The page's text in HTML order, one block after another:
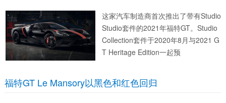
这家汽车制造商首次推出了带有Studio
Studio套件的2021年福特GT。Studio
Collection套件于2020年8月与2021 G
T Heritage Edition一起预
福特GT Le Mansory以黑色和红色回归